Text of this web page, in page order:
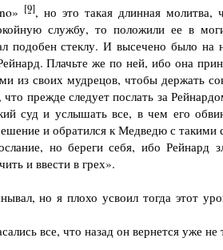
[9], но это такая длинная молитва,
службу, то положили ее в
подобен стеклу. И высечено было
Плачьте же по ней, ибо она
из своих мудрецов, чтобы держать
прежде следует послать за
суд и услышать все, в чем его
и обратился к Медведю с такими
но береги себя, ибо Рейнард
и ввести в грех».
но я плохо усвоил тогда этот
все, что назад он вернется уже не